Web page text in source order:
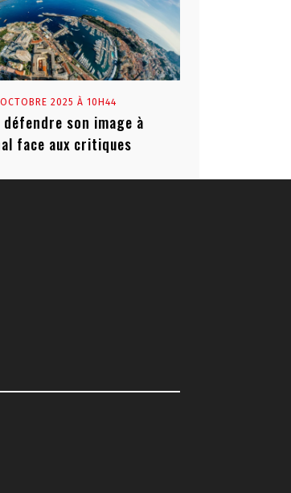
2025 À 10H44
défendre son image à
face aux critiques